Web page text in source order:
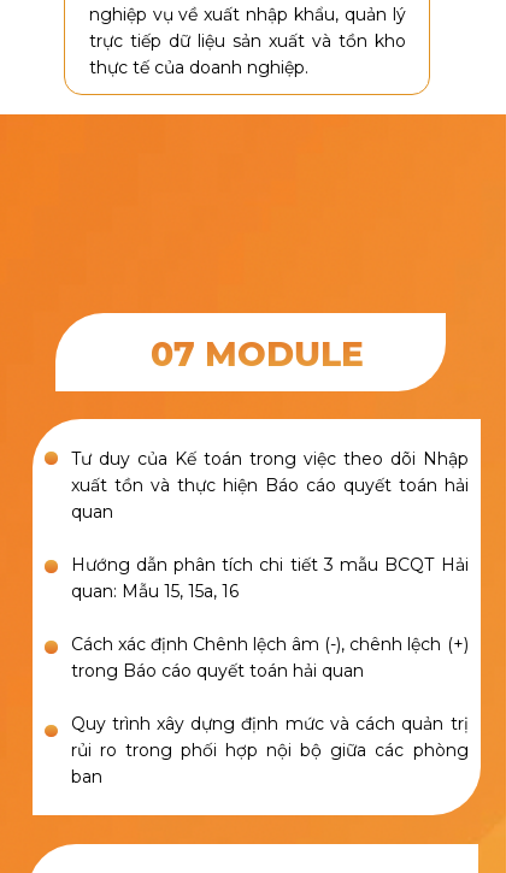
nghiệp vụ về xuất nhập khẩu, quản lý
trực tiếp dữ liệu sản xuất và tồn kho
thực tế của doanh nghiệp.
07 MODULE
Tư duy của Kế toán trong việc theo dõi Nhập
xuất tồn và thực hiện Báo cáo quyết toán hải
quan
Hướng dẫn phân tích chi tiết 3 mẫu BCQT Hải
quan: Mẫu 15, 15a, 16
Cách xác định Chênh lệch âm (-), chênh lệch (+)
trong Báo cáo quyết toán hải quan
Quy trình xây dựng định mức và cách quản trị
rủi ro trong phối hợp nội bộ giữa các phòng
ban